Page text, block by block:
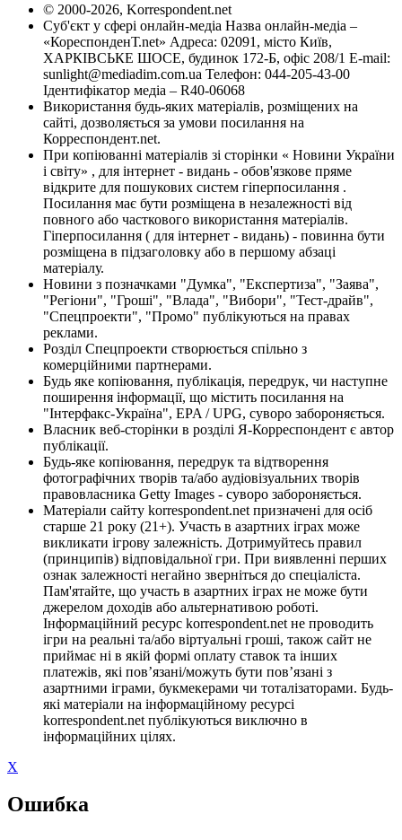
© 2000-2026, Korrespondent.net
Суб'єкт у сфері онлайн-медіа Назва онлайн-медіа –
«КореспонденТ.net» Адреса: 02091, місто Київ,
ХАРКІВСЬКЕ ШОСЕ, будинок 172-Б, офіс 208/1 E-mail:
sunlight@mediadim.com.ua Телефон: 044-205-43-00
Ідентифікатор медіа – R40-06068
Використання будь-яких матеріалів, розміщених на
сайті, дозволяється за умови посилання на
Корреспондент.net.
При копіюванні матеріалів зі сторінки « Новини України
і світу» , для інтернет - видань - обов'язкове пряме
відкрите для пошукових систем гіперпосилання .
Посилання має бути розміщена в незалежності від
повного або часткового використання матеріалів.
Гіперпосилання ( для інтернет - видань) - повинна бути
розміщена в підзаголовку або в першому абзаці
матеріалу.
Новини з позначками "Думка", "Експертиза", "Заява",
"Регіони", "Гроші", "Влада", "Вибори", "Тест-драйв",
"Спецпроекти", "Промо" публікуються на правах
реклами.
Розділ Спецпроекти створюється спільно з
комерційними партнерами.
Будь яке копіювання, публікація, передрук, чи наступне
поширення інформації, що містить посилання на
"Інтерфакс-Україна", EPA / UPG, суворо забороняється.
Власник веб-сторінки в розділі Я-Корреспондент є автор
публікації.
Будь-яке копіювання, передрук та відтворення
фотографічних творів та/або аудіовізуальних творів
правовласника Getty Images - суворо забороняється.
Матеріали сайту korrespondent.net призначені для осіб
старше 21 року (21+). Участь в азартних іграх може
викликати ігрову залежність. Дотримуйтесь правил
(принципів) відповідальної гри. При виявленні перших
ознак залежності негайно зверніться до спеціаліста.
Пам'ятайте, що участь в азартних іграх не може бути
джерелом доходів або альтернативою роботі.
Інформаційний ресурс korrespondent.net не проводить
ігри на реальні та/або віртуальні гроші, також сайт не
приймає ні в якій формі оплату ставок та інших
платежів, які пов’язані/можуть бути пов’язані з
азартними іграми, букмекерами чи тоталізаторами. Будь-
які матеріали на інформаційному ресурсі
korrespondent.net публікуються виключно в
інформаційних цілях.
X
Ошибка